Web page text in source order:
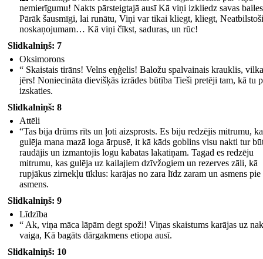
nemierīgumu! Nakts pārsteigtajā ausī Kā viņi izkliedz savas
Pārāk šausmīgi, lai runātu, Viņi var tikai kliegt, kliegt, Neatbilstoši
noskaņojumam… Kā viņi čīkst, saduras, un rūc!
Slidkalniņš: 7
Oksimorons
“ Skaistais tirāns! Velns eņģelis! Baložu spalvainais krauklis,
jērs! Noniecināta dievišķās izrādes būtība Tieši pretēji tam, kā tu
izskaties.
Slidkalniņš: 8
Attēli
“Tas bija drūms rīts un ļoti aizsprosts. Es biju redzējis mitrumu,
gulēja mana mazā loga ārpusē, it kā kāds goblins visu nakti tur
raudājis un izmantojis logu kabatas lakatiņam. Tagad es redzēju
mitrumu, kas gulēja uz kailajiem dzīvžogiem un rezerves zāli, kā
rupjākus zirnekļu tīklus: karājas no zara līdz zaram un asmens pie
asmens.
Slidkalniņš: 9
Līdzība
“ Ak, viņa māca lāpām degt spoži! Viņas skaistums karājas uz
vaiga, Kā bagāts dārgakmens etiopa ausī.
Slidkalniņš: 10